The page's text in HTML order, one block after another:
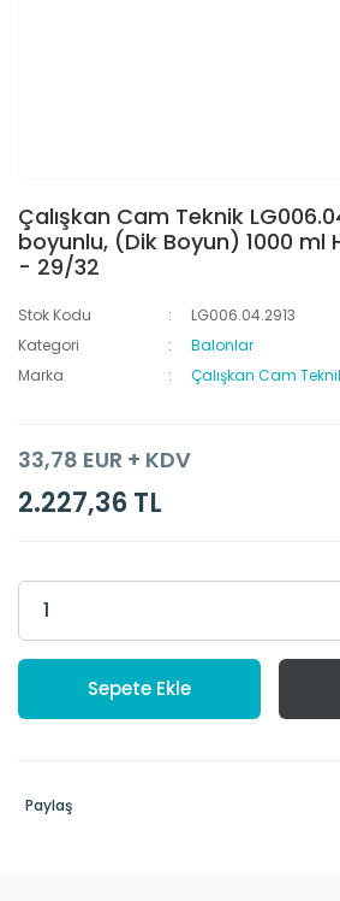
Çalışkan Cam Teknik
boyunlu, (Dik Boyun) 1000 ml
- 29/32
Stok Kodu
LG006.04.2913
Kategori
Balonlar
Marka
Çalışkan Cam
33,78 EUR + KDV
2.227,36 TL
Sepete Ekle
Paylaş